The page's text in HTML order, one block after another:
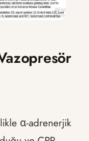
α-adrenerjik